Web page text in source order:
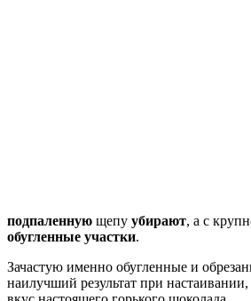
подпаленную щепу убирают, а с
обугленные участки.
Зачастую именно обугленные и
наилучший результат при